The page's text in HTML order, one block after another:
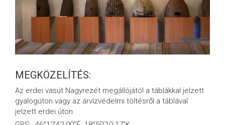
MEGKÖZELÍTÉS:
Az erdei vasút Nagyrezét megállójától a táblákkal jelzett
gyalogúton vagy az árvízvédelmi töltésről a táblával
jelzett erdei úton.